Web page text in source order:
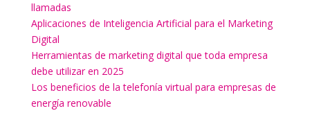
llamadas
Aplicaciones de Inteligencia Artificial para el Marketing
Digital
Herramientas de marketing digital que toda empresa
debe utilizar en 2025
Los beneficios de la telefonía virtual para empresas de
energía renovable